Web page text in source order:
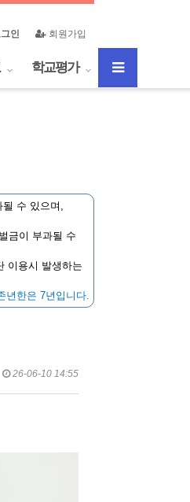
회원가입
인
학교평가
수 있으며,
금이 부과될 수
이용시 발생하는
년한은 7년입니다.
26-06-10 14:55